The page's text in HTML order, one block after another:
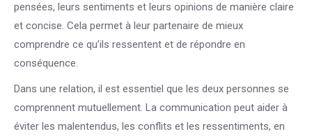
pensées, leurs sentiments et leurs opinions de manière claire
et concise. Cela permet à leur partenaire de mieux
comprendre ce qu’ils ressentent et de répondre en
conséquence.
Dans une relation, il est essentiel que les deux personnes se
comprennent mutuellement. La communication peut aider à
éviter les malentendus, les conflits et les ressentiments, en